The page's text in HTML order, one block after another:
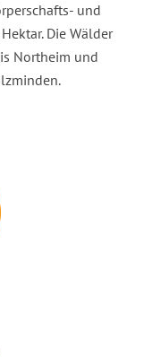
und
Die Wälder
Northeim und